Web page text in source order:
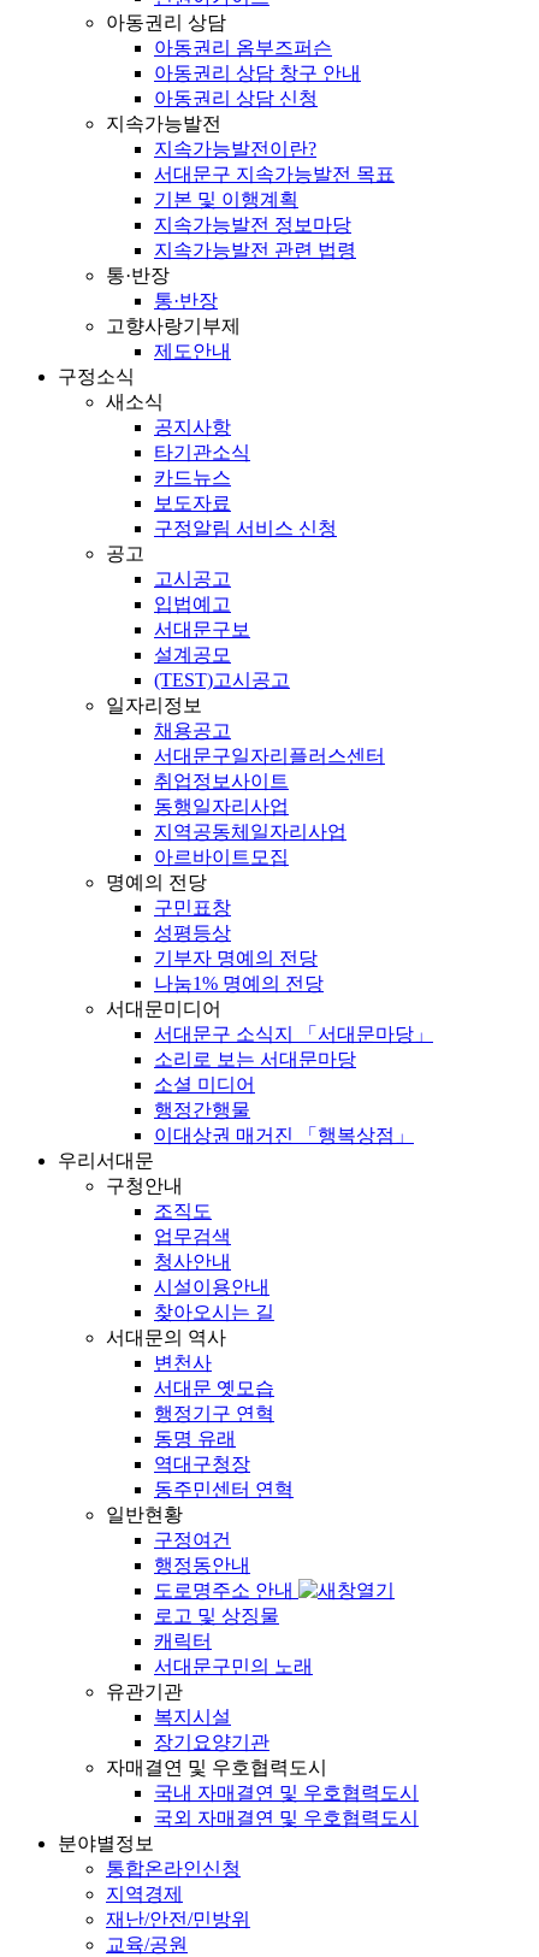
아동권리 상담
아동권리 옴부즈퍼슨
아동권리 상담 창구 안내
아동권리 상담 신청
지속가능발전
지속가능발전이란?
서대문구 지속가능발전 목표
기본 및 이행계획
지속가능발전 정보마당
지속가능발전 관련 법령
통·반장
통·반장
고향사랑기부제
제도안내
구정소식
새소식
공지사항
타기관소식
카드뉴스
보도자료
구정알림 서비스 신청
공고
고시공고
입법예고
서대문구보
설계공모
(TEST)고시공고
일자리정보
채용공고
서대문구일자리플러스센터
취업정보사이트
동행일자리사업
지역공동체일자리사업
아르바이트모집
명예의 전당
구민표창
성평등상
기부자 명예의 전당
나눔1% 명예의 전당
서대문미디어
서대문구 소식지 「서대문마당」
소리로 보는 서대문마당
소셜 미디어
행정간행물
이대상권 매거진 「행복상점」
우리서대문
구청안내
조직도
업무검색
청사안내
시설이용안내
찾아오시는 길
서대문의 역사
변천사
서대문 옛모습
행정기구 연혁
동명 유래
역대구청장
동주민센터 연혁
일반현황
구정여건
행정동안내
도로명주소 안내
로고 및 상징물
캐릭터
서대문구민의 노래
유관기관
복지시설
장기요양기관
자매결연 및 우호협력도시
국내 자매결연 및 우호협력도시
국외 자매결연 및 우호협력도시
분야별정보
통합온라인신청
지역경제
재난/안전/민방위
교육/공원